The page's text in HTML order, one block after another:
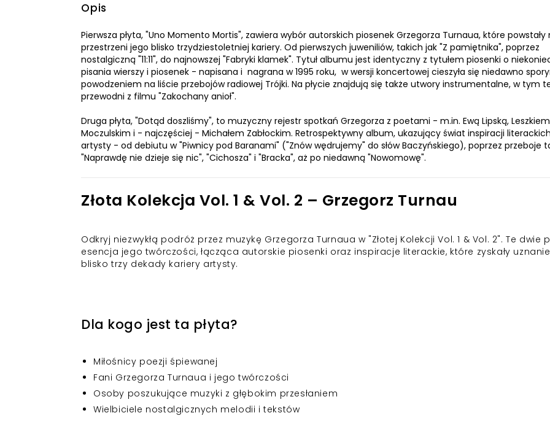
Opis
Pierwsza płyta, "Uno Momento Mortis", zawiera wybór autorskich piosenek Grzegorza Turnaua, które powstały
przestrzeni jego blisko trzydziestoletniej kariery. Od pierwszych juweniliów, takich jak "Z pamiętnika", poprzez
nostalgiczną "11:11", do najnowszej "Fabryki klamek". Tytuł albumu jest identyczny z tytułem piosenki o
pisania wierszy i piosenek - napisana i nagrana w 1995 roku, w wersji koncertowej cieszyła się niedawno
powodzeniem na liście przebojów radiowej Trójki. Na płycie znajdują się także utwory instrumentalne, w tym
przewodni z filmu "Zakochany anioł".
Druga płyta, "Dotąd doszliśmy", to muzyczny rejestr spotkań Grzegorza z poetami - m.in. Ewą Lipską,
Moczulskim i - najczęściej - Michałem Zabłockim. Retrospektywny album, ukazujący świat inspiracji
artysty - od debiutu w "Piwnicy pod Baranami" ("Znów wędrujemy" do słów Baczyńskiego), poprzez przeboje
"Naprawdę nie dzieje się nic", "Cichosza" i "Bracka", aż po niedawną "Nowomowę".
Złota Kolekcja Vol. 1 & Vol. 2 – Grzegorz Turnau
Odkryj niezwykłą podróż przez muzykę Grzegorza Turnaua w "Złotej Kolekcji Vol. 1 & Vol. 2". Te dwie
esencja jego twórczości, łącząca autorskie piosenki oraz inspiracje literackie, które zyskały
blisko trzy dekady kariery artysty.
Dla kogo jest ta płyta?
Miłośnicy poezji śpiewanej
Fani Grzegorza Turnaua i jego twórczości
Osoby poszukujące muzyki z głębokim przesłaniem
Wielbiciele nostalgicznych melodii i tekstów